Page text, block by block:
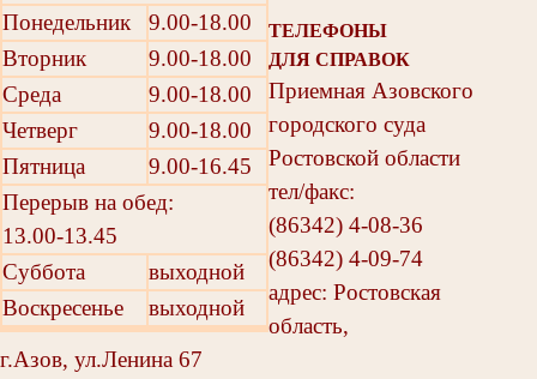
Понедельник
9.00-18.00
Вторник
9.00-18.00
Среда
9.00-18.00
Четверг
9.00-18.00
Пятница
9.00-16.45
Перерыв на обед:
13.00-13.45
Суббота
выходной
Воскресенье
выходной
ТЕЛЕФОНЫ
ДЛЯ СПРАВОК
Приемная Азовского
городского суда
Ростовской области
тел/факс:
(86342) 4-08-36
(86342) 4-09-74
адрес: Ростовская
область,
г.Азов, ул.Ленина 67